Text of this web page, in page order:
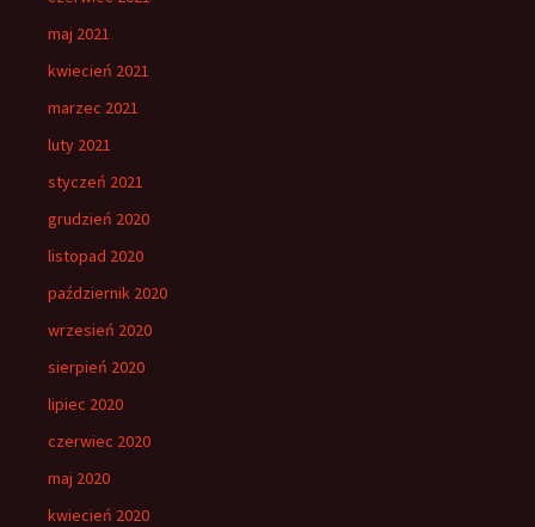
maj 2021
kwiecień 2021
marzec 2021
luty 2021
styczeń 2021
grudzień 2020
listopad 2020
październik 2020
wrzesień 2020
sierpień 2020
lipiec 2020
czerwiec 2020
maj 2020
kwiecień 2020